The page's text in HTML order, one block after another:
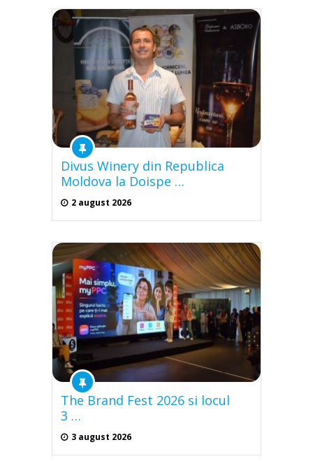
Divus Winery din Republica
Moldova la Doispe …
2 august 2026
The Brand Fest 2026 si locul
3 …
3 august 2026